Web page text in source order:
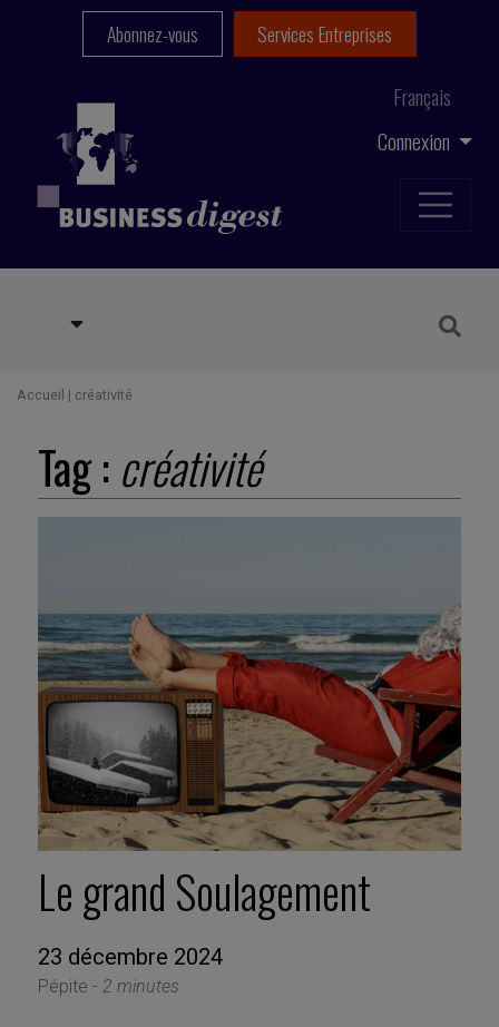
Connexion
Français
Abonnez-vous Services Entreprises
Accueil | créativité
Tag : créativité
Le grand Soulagement
23 décembre 2024
Pépite - 2 minutes